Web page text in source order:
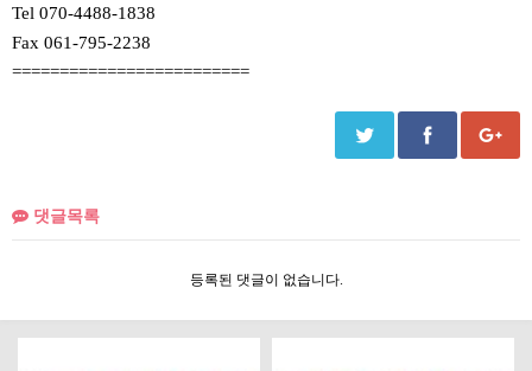
Tel 070-4488-1838
Fax 061-795-2238
=========================
댓글목록
등록된 댓글이 없습니다.